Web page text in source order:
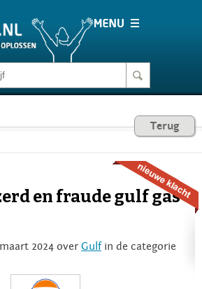
Terug
en fraude gulf gas
2024 overGulfin de categorie